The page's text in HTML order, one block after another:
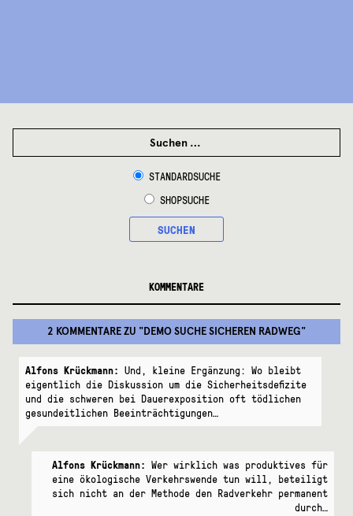
STANDARDSUCHE
SHOPSUCHE
SUCHEN
KOMMENTARE
2 KOMMENTAREZU "DEMO SUCHE SICHEREN RADWEG"
Alfons Krückmann: Und, kleine Ergänzung: Wo bleibt
eigentlich die Diskussion um die Sicherheitsdefizite
und die schweren bei Dauerexposition oft tödlichen
gesundeitlichen Beeinträchtigungen…
Alfons Krückmann: Wer wirklich was produktives für
eine ökologische Verkehrswende tun will, beteiligt
sich nicht an der Methode den Radverkehr permanent
durch…